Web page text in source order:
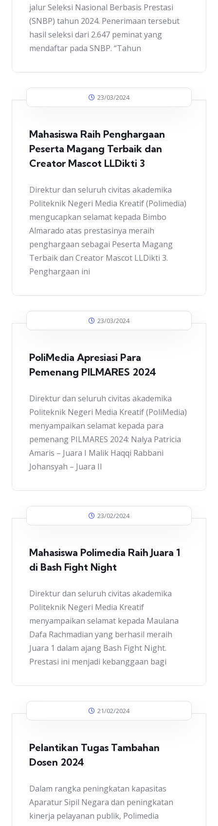
jalur Seleksi Nasional Berbasis Prestasi
(SNBP) tahun 2024. Penerimaan tersebut
hasil seleksi dari 2.647 peminat yang
mendaftar pada SNBP. “Tahun
23/03/2024
Mahasiswa Raih Penghargaan
Peserta Magang Terbaik dan
Creator Mascot LLDikti 3
Direktur dan seluruh civitas akademika
Politeknik Negeri Media Kreatif (Polimedia)
mengucapkan selamat kepada Bimbo
Almarado atas prestasinya meraih
penghargaan sebagai Peserta Magang
Terbaik dan Creator Mascot LLDikti 3.
Penghargaan ini
23/03/2024
PoliMedia Apresiasi Para
Pemenang PILMARES 2024
Direktur dan seluruh civitas akademika
Politeknik Negeri Media Kreatif (PoliMedia)
menyampaikan selamat kepada para
pemenang PILMARES 2024: Nalya Patricia
Amaris – Juara I Malik Haqqi Rabbani
Johansyah – Juara II
23/02/2024
Mahasiswa Polimedia Raih Juara 1
di Bash Fight Night
Direktur dan seluruh civitas akademika
Politeknik Negeri Media Kreatif
menyampaikan selamat kepada Maulana
Dafa Rachmadian yang berhasil meraih
Juara 1 dalam ajang Bash Fight Night.
Prestasi ini menjadi kebanggaan bagi
21/02/2024
Pelantikan Tugas Tambahan
Dosen 2024
Dalam rangka peningkatan kapasitas
Aparatur Sipil Negara dan peningkatan
kinerja pelayanan publik, Polimedia